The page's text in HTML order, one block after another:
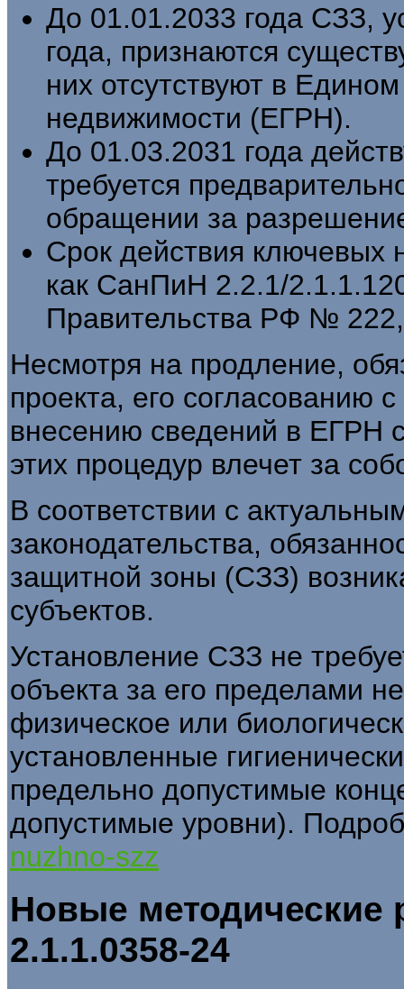
До 01.01.2033 года СЗЗ,
года, признаются
них отсутствуют в
недвижимости (ЕГРН).
До 01.03.2031 года
требуется
обращении за
Срок действия ключевых
как СанПиН 2.2.1/
Правительства РФ №
Несмотря на продление,
проекта, его согласованию
внесению сведений в ЕГРН
этих процедур влечет за
В соответствии с
законодательства,
защитной зоны (СЗЗ)
субъектов.
Установление СЗЗ не
объекта за его пределами
физическое или
установленные
предельно допустимые
допустимые уровни).
nuzhno-szz
Новые методические
2.1.1.0358-24